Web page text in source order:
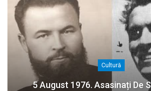
Cultură
5 August 1976. Asasinați De